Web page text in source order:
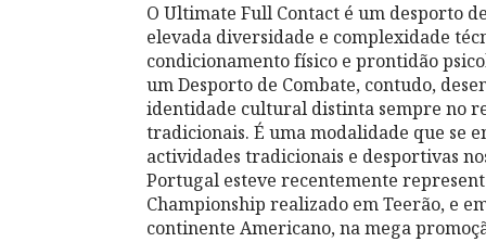
O Ultimate Full Contact é um desporto
elevada diversidade e complexidade
condicionamento físico e prontidão
um Desporto de Combate, contudo,
identidade cultural distinta sempre no
tradicionais. É uma modalidade que se
actividades tradicionais e desportivas
Portugal esteve recentemente
Championship realizado em Teerão, e
continente Americano, na mega